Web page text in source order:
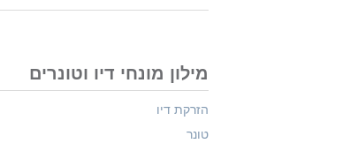
מילון מונחי דיו וטונרים
הזרקת דיו
טונר